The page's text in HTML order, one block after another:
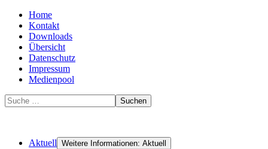
Home
Kontakt
Downloads
Übersicht
Datenschutz
Impressum
Medienpool
Suchen
Aktuell Weitere Informationen: Aktuell